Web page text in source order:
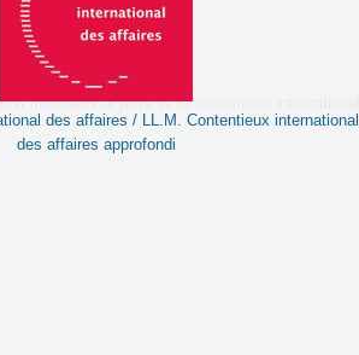
des affaires / LL.M. Contentieux international
des affaires approfondi